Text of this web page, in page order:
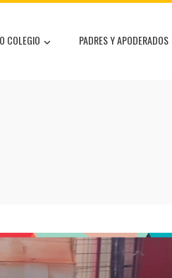
COLEGIO PADRES Y APODERADOS